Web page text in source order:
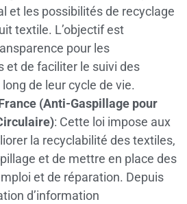
et les possibilités de recyclage
textile. L’objectif est
pour les
et de faciliter le suivi des
de leur cycle de vie.
(Anti-Gaspillage pour
: Cette loi impose aux
la recyclabilité des textiles,
et de mettre en place des
et de réparation. Depuis
d’information